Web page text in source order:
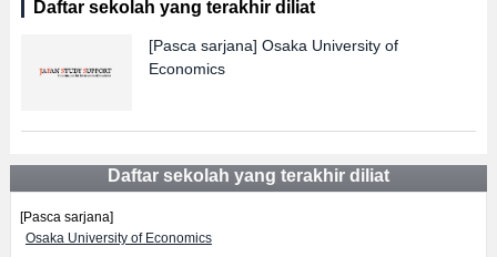
Daftar sekolah yang terakhir diliat
[Pasca sarjana] Osaka University of
Economics
Daftar sekolah yang terakhir diliat
[Pasca sarjana]
Osaka University of Economics